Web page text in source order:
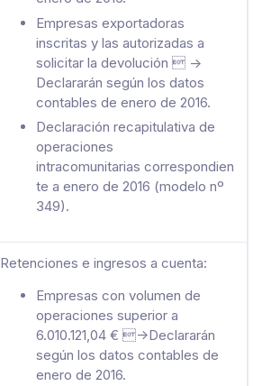
Empresas exportadoras
inscritas y las autorizadas a
solicitar la devolución  ->
Declararán según los datos
contables de enero de 2016.
Declaración recapitulativa de
operaciones
intracomunitarias correspondien
te a enero de 2016 (modelo nº
349).
Retenciones e ingresos a cuenta:
Empresas con volumen de
operaciones superior a
6.010.121,04 € ->Declararán
según los datos contables de
enero de 2016.